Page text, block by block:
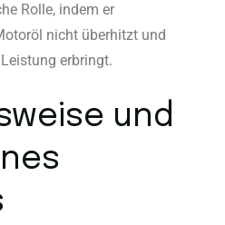
Rolle, indem er
nicht überhitzt und
erbringt.
und